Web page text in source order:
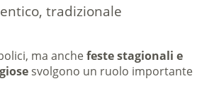
tradizionale
ma anchefeste stagionali e
svolgono un ruolo importante